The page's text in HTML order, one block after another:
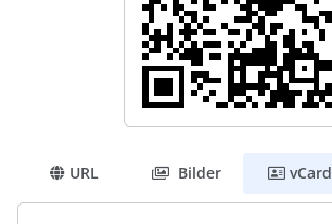
URL Bilder vCard